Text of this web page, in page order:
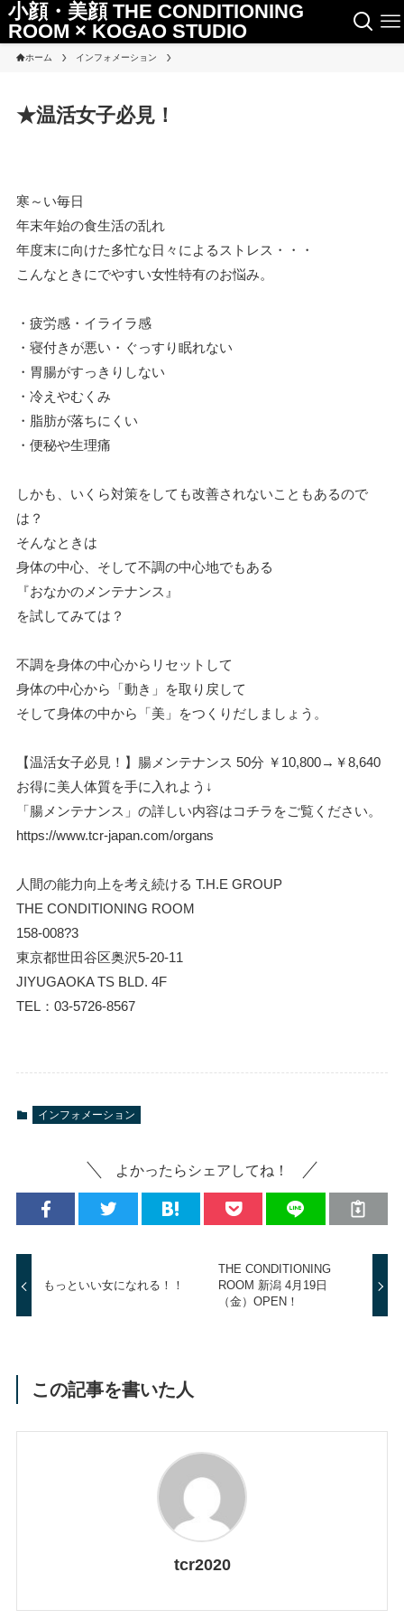
小顔・美顔 THE CONDITIONING
ROOM × KOGAO STUDIO
ホーム インフォメーション
★温活女子必見！
寒～い毎日
年末年始の食生活の乱れ
年度末に向けた多忙な日々によるストレス・・・
こんなときにでやすい女性特有のお悩み。
・疲労感・イライラ感
・寝付きが悪い・ぐっすり眠れない
・胃腸がすっきりしない
・冷えやむくみ
・脂肪が落ちにくい
・便秘や生理痛
しかも、いくら対策をしても改善されないこともあるので
は？
そんなときは
身体の中心、そして不調の中心地でもある
『おなかのメンテナンス』
を試してみては？
不調を身体の中心からリセットして
身体の中心から「動き」を取り戻して
そして身体の中から「美」をつくりだしましょう。
【温活女子必見！】腸メンテナンス 50分 ￥10,800→￥8,640
お得に美人体質を手に入れよう↓
「腸メンテナンス」の詳しい内容はコチラをご覧ください。
https://www.tcr-japan.com/organs
人間の能力向上を考え続ける T.H.E GROUP
THE CONDITIONING ROOM
158-008?3
東京都世田谷区奥沢5-20-11
JIYUGAOKA TS BLD. 4F
TEL：03-5726-8567
インフォメーション
よかったらシェアしてね！
もっといい女になれる！！
THE CONDITIONING
ROOM 新潟 4月19日
（金）OPEN！
この記事を書いた人
tcr2020